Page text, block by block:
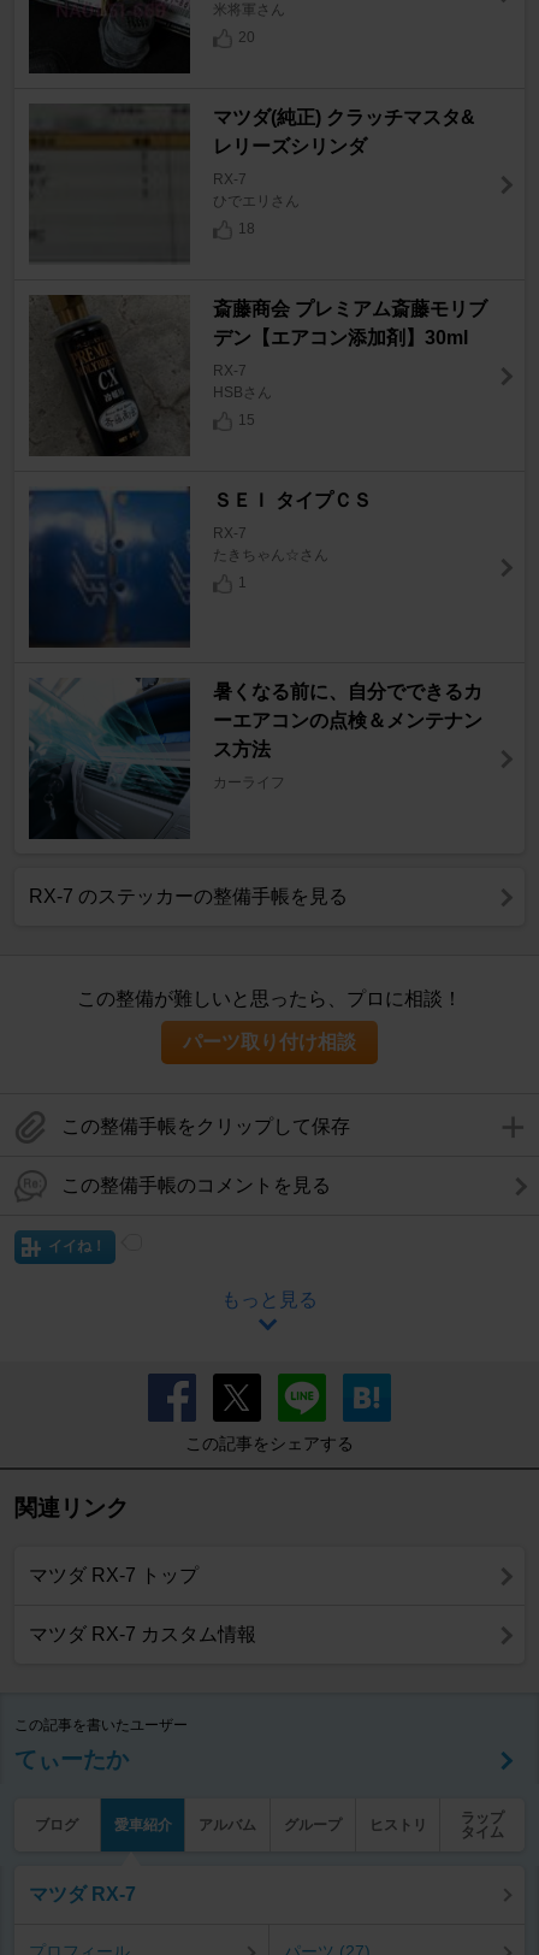
米将軍さん
20
マツダ(純正) クラッチマスタ&
レリーズシリンダ
RX-7
ひでエリさん
18
斎藤商会 プレミアム斎藤モリブ
デン【エアコン添加剤】30ml
RX-7
HSBさん
15
ＳＥＩ タイプＣＳ
RX-7
たきちゃん☆さん
1
暑くなる前に、自分でできるカ
ーエアコンの点検＆メンテナン
ス方法
カーライフ
RX-7 のステッカーの整備手帳を見る
この整備が難しいと思ったら、プロに相談！
パーツ取り付け相談
この整備手帳をクリップして保存
この整備手帳のコメントを見る
イイね！
もっと見る
この記事をシェアする
関連リンク
マツダ RX-7 トップ
マツダ RX-7 カスタム情報
この記事を書いたユーザー
てぃーたか
ブログ 愛車紹介 アルバム グループ ヒストリ
ラップ
タイム
マツダ RX-7